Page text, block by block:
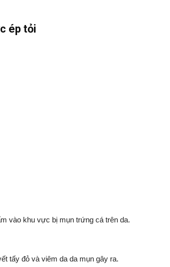
ép tỏi
vào khu vực bị mụn trứng cá trên da.
tấy đỏ và viêm da da mụn gây ra.